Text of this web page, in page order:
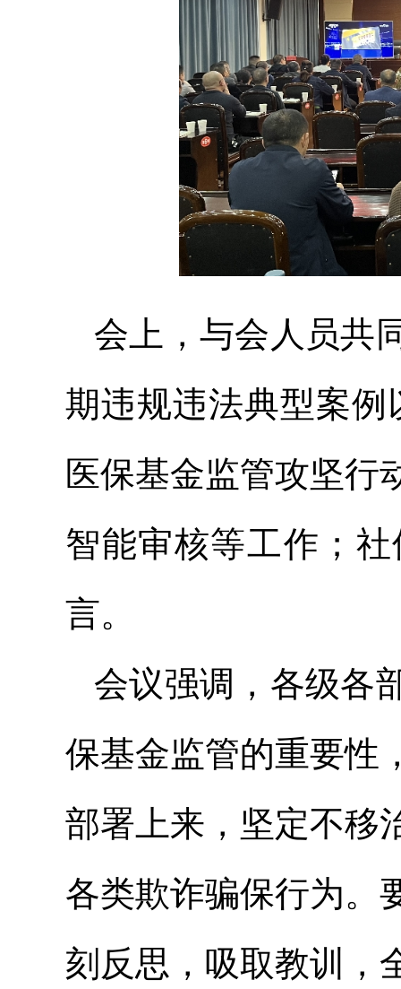
会上，与会人员共
期违规违法典型案
医保基金监管攻坚行
智能审核等工作；
言。
会议强调，各级各
保基金监管的重要性
部署上来，坚定不移
各类欺诈骗保行为。
刻反思，吸取教训，